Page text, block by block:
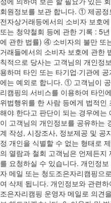
회원정보를 보관 합니다. ① 제공
전자상거래등에서의 소비자 보호
또는 청약철회 등에 관한 기록 : 5
에 관한 법률) ④ 소비자의 불만 또
거래들에서의 소비자 보호에 관한
칙적으로 당사는 고객님의 개인정
용하며 타인 또는 타기업·기관에
에는 예외로 합니다. ① 고객님이
리캠핑의 서비스를 이용하여 타인
위법행위를 한 사람 등에게 법적인
해야 한다고 판단이 되는 경우에
이 고객님의 개인정보를 공유하는
계 작성, 시장조사, 정보제공 및 공
정 개인을 식별할 수 없는 형태로
의 열람과 철회 고객님은 언제든지
를 요청하실 수 있습니다. 개인정
자 메일 또는 청도조은자리캠핑으
여 삭제 됩니다. 개인정보와 관련
조은자리캠핑 운영자 메일로 의견